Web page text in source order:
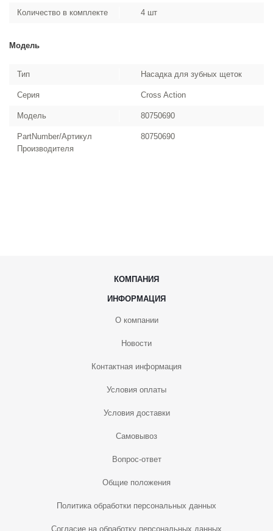
Количество в комплекте 4 шт
Модель
Тип Насадка для зубных щеток
Серия Cross Action
Модель 80750690
PartNumber/Артикул
Производителя
80750690
КОМПАНИЯ
ИНФОРМАЦИЯ
О компании
Новости
Контактная информация
Условия оплаты
Условия доставки
Самовывоз
Вопрос-ответ
Общие положения
Политика обработки персональных данных
Согласие на обработку персональных данных